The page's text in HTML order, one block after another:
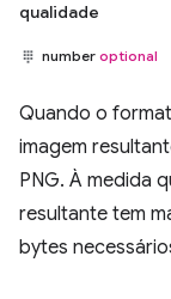
qualidade
number optional
Quando o
imagem
PNG. À medida
resultante tem
bytes